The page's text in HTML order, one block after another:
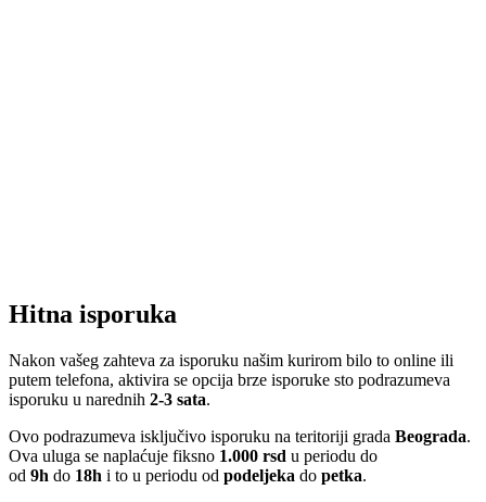
Hitna isporuka
Nakon vašeg zahteva za isporuku našim kurirom bilo to online ili
putem telefona, aktivira se opcija brze isporuke sto podrazumeva
isporuku u narednih 2-3 sata.
Ovo podrazumeva isključivo isporuku na teritoriji grada Beograda.
Ova uluga se naplaćuje fiksno 1.000 rsd u periodu do
od 9h do 18h i to u periodu od podeljeka do petka.